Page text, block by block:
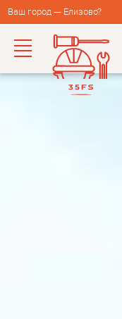
Ваш город — Елизово?